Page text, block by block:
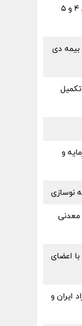
بانک تجارت، تأمین‌کننده مالی پروژه بازسازی فازهای ۴ و ۵
بیمه دی
و
نوسازی
معدنی
اعضای
ایران و